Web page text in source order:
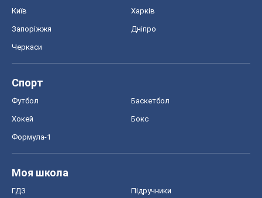
Київ Харків
Запоріжжя Дніпро
Черкаси
Спорт
Футбол Баскетбол
Хокей Бокс
Формула-1
Моя школа
ГДЗ Підручники